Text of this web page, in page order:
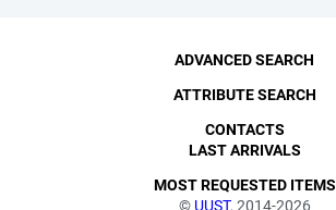
© UUST, 2014-2026
ADVANCED SEARCH
ATTRIBUTE SEARCH
CONTACTS
LAST ARRIVALS
MOST REQUESTED ITEMS